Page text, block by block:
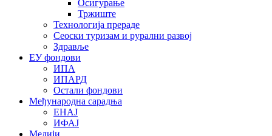
Осигурање
Тржиште
Технологија прераде
Сеоски туризам и рурални развој
Здравље
ЕУ фондови
ИПА
ИПАРД
Остали фондови
Међународна сарадња
ЕНАЈ
ИФАЈ
Медији